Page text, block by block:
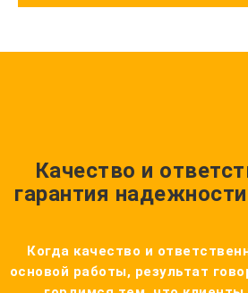
Качество и
гарантия
Когда качество и
основой работы, результат